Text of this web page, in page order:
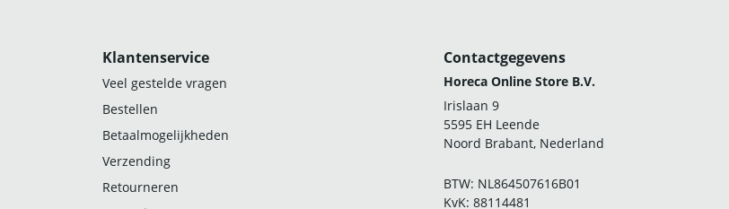
Klantenservice
Veel gestelde vragen
Bestellen
Betaalmogelijkheden
Verzending
Retourneren
Contactgegevens
Horeca Online Store B.V.
Irislaan 9
5595 EH Leende
Noord Brabant, Nederland
BTW: NL864507616B01
KvK: 88114481